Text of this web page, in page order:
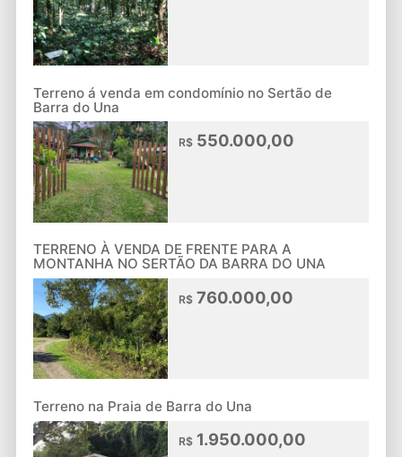
Terreno á venda em condomínio no Sertão de
Barra do Una
R$550.000,00
TERRENO À VENDA DE FRENTE PARA A
MONTANHA NO SERTÃO DA BARRA DO UNA
R$760.000,00
Terreno na Praia de Barra do Una
R$1.950.000,00